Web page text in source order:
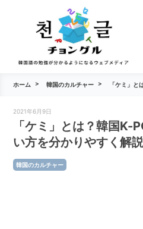
ホーム 韓国のカルチャー 「ケミ」と
2021年6月9日
「ケミ」とは？韓国K-
い方を分かりやすく解
韓国のカルチャー